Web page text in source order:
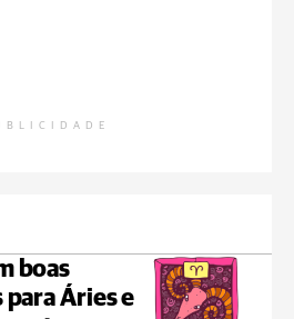
boas
Áries e